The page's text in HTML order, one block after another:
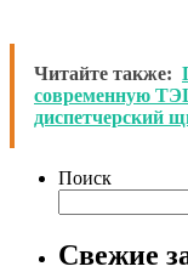
Читайте также:
современную
диспетчерский
Поиск
Свежие